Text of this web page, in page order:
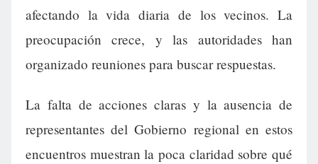
afectando la vida diaria de los vecinos. La
preocupación crece, y las autoridades han
organizado reuniones para buscar respuestas.
La falta de acciones claras y la ausencia de
representantes del Gobierno regional en estos
encuentros muestran la poca claridad sobre qué